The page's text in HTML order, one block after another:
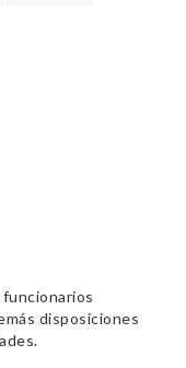
disposiciones